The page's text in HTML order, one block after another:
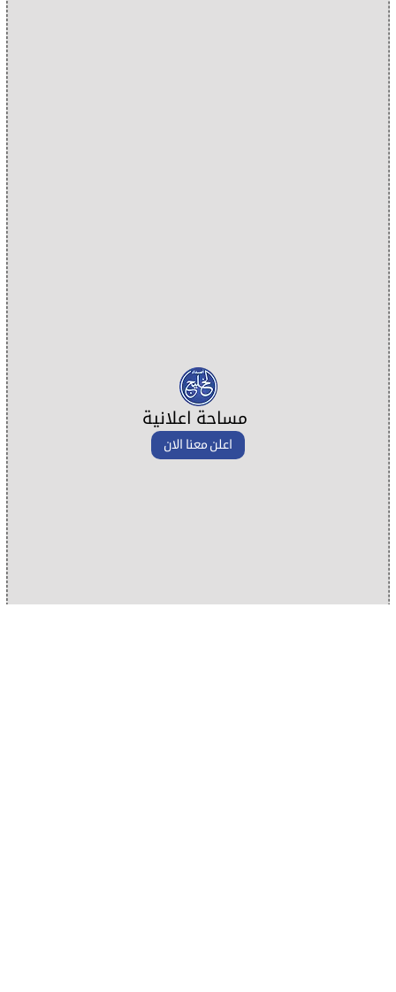
مساحة اعلانية
اعلن معنا الان